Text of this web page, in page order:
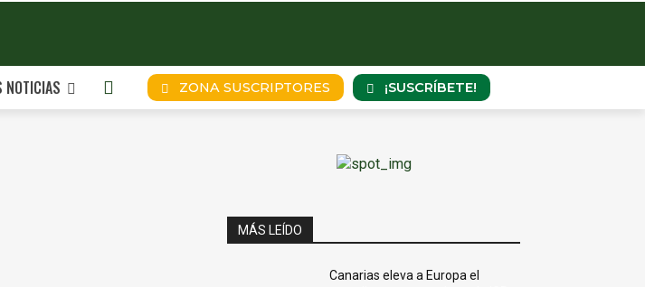
NOTICIAS ZONA SUSCRIPTORES ¡SUSCRÍBETE!
MÁS LEÍDO
Canarias eleva a Europa el